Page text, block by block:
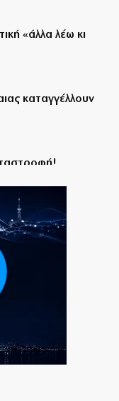
«άλλα λέω κι
καταγγέλλουν
Εθνικής
για το
τις σφοδρές